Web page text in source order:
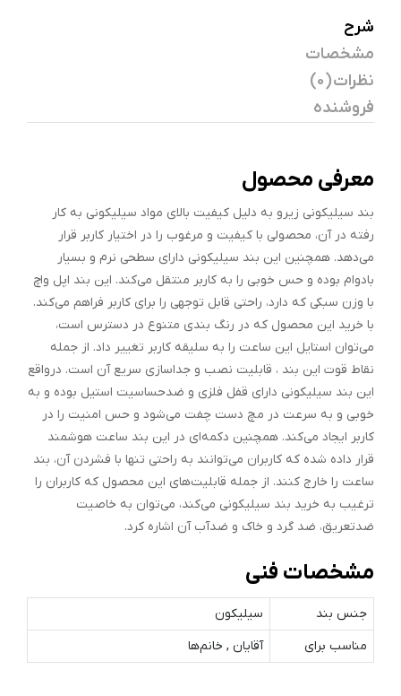
شرح
مشخصات
نظرات (0)
فروشنده
معرفی محصول
بند سیلیکونی زیرو به دلیل کیفیت بالای مواد سیلیکونی به کار
رفته در آن، محصولی با کیفیت و مرغوب را در اختیار کاربر قرار
می‌دهد. همچنین این بند سیلیکونی دارای سطحی نرم و بسیار
بادوام بوده و حس خوبی را به کاربر منتقل می‌کند. این بند اپل واچ
با وزن سبکی که دارد، راحتی قابل توجهی را برای کاربر فراهم می‌کند.
با خرید این محصول که در رنگ بندی متنوع در دسترس است،
می‌توان استایل این ساعت را به سلیقه کاربر تغییر داد. از جمله
نقاط قوت این بند ، قابلیت نصب و جداسازی سریع آن است. درواقع
این بند سیلیکونی دارای قفل فلزی و ضدحساسیت استیل بوده و به
خوبی و به سرعت در مچ دست چفت می‌شود و حس امنیت را در
کاربر ایجاد می‌کند. همچنین دکمه‌ای در این بند ساعت هوشمند
قرار داده شده که کاربران می‌توانند به راحتی تنها با فشردن آن، بند
ساعت را خارج کنند. از جمله قابلیت‌های این محصول که کاربران را
ترغیب به خرید بند سیلیکونی می‌کند، می‌توان به خاصیت
ضدتعریق، ضد گرد و خاک و ضدآب آن اشاره کرد.
مشخصات فنی
جنس بند
سیلیکون
مناسب برای
آقایان , خانم‌ها